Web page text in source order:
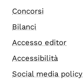
Concorsi
Bilanci
Accesso editor
Accessibilità
Social media policy